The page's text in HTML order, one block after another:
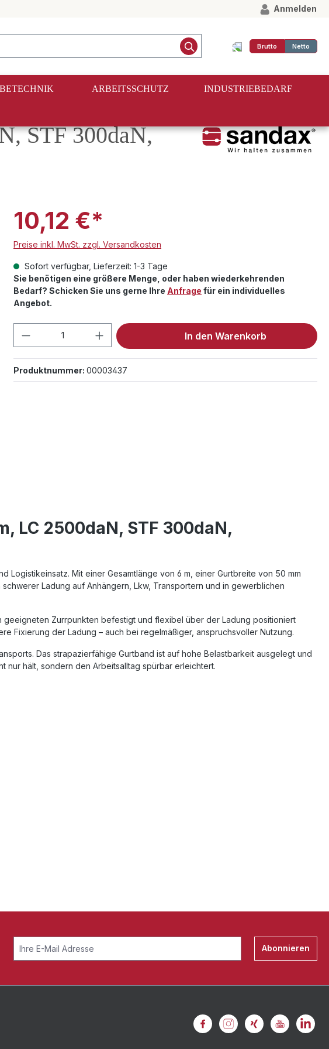
Anmelden
Brutto Netto
ARBEITSSCHUTZ INDUSTRIEBEDARF
STF 300daN,
10,12 €*
Preise inkl. MwSt. zzgl. Versandkosten
Sofort verfügbar, Lieferzeit: 1-3 Tage
Sie benötigen eine größere Menge, oder haben wiederkehrenden
Bedarf? Schicken Sie uns gerne Ihre Anfrage für ein individuelles
Angebot.
Produkt Anzahl: Gib den gewünschten Wert
In den Warenkorb
Produktnummer: 00003437
LC 2500daN, STF 300daN,
Logistikeinsatz. Mit einer Gesamtlänge von 6 m, einer Gurtbreite von 50 mm
Ladung auf Anhängern, Lkw, Transportern und in gewerblichen
geeigneten Zurrpunkten befestigt und flexibel über der Ladung positioniert
Fixierung der Ladung – auch bei regelmäßiger, anspruchsvoller Nutzung.
Das strapazierfähige Gurtband ist auf hohe Belastbarkeit ausgelegt und
nur hält, sondern den Arbeitsalltag spürbar erleichtert.
Abonnieren